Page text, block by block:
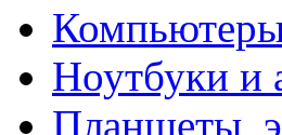
Ноутбуки и
Планшеты,